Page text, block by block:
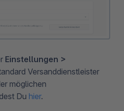
Einstellungen >
Versanddienstleister
möglichen
Du hier.